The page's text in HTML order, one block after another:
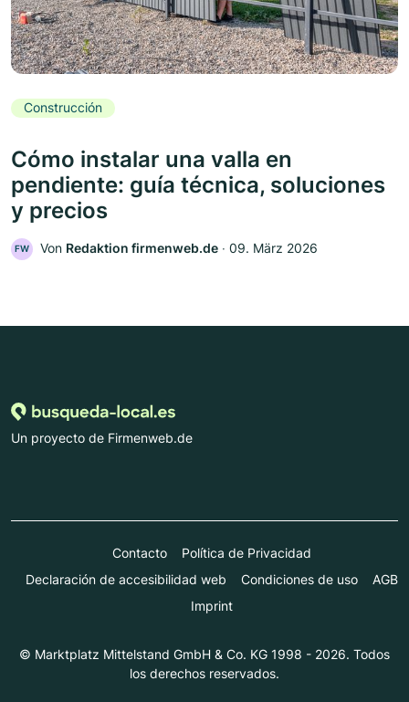
Construcción
Cómo instalar una valla en
pendiente: guía técnica, soluciones
y precios
FW Von Redaktion firmenweb.de ‧ 09. März 2026
Un proyecto de Firmenweb.de
Contacto
Política de Privacidad
Declaración de accesibilidad web
Condiciones de uso
AGB
Imprint
© Marktplatz Mittelstand GmbH & Co. KG 1998 - 2026. Todos
los derechos reservados.